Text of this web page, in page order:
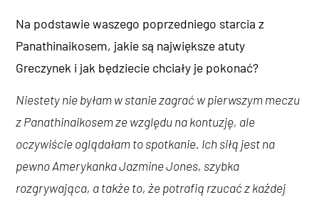
Na podstawie waszego poprzedniego starcia z
Panathinaikosem, jakie są największe atuty
Greczynek i jak będziecie chciały je pokonać?
Niestety nie byłam w stanie zagrać w pierwszym meczu
z Panathinaikosem ze względu na kontuzję, ale
oczywiście oglądałam to spotkanie. Ich siłą jest na
pewno Amerykanka Jazmine Jones, szybka
rozgrywająca, a także to, że potrafią rzucać z każdej